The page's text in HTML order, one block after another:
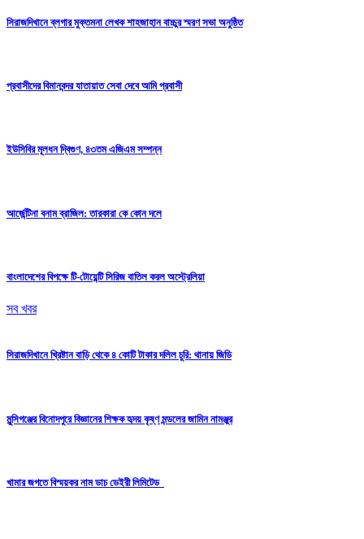
সিরাজদিখানে ব্লগার মুক্তমনা লেখক শাহজাহান বাচ্চুর স্মরণ সভা অনুষ্ঠিত
প্রবাসীদের বিমানবন্দর যাতায়াত সেবা দেবে আমি প্রবাসী
ইউসিবির মূলধন দ্বিগুণ, ৪৩তম এজিএম সম্পন্ন
আর্জেন্টিনা বনাম ব্রাজিল: তারকারা কে কোন দলে
বাংলাদেশের বিপক্ষে টি-টোয়েন্টি সিরিজ বাতিল করল অস্ট্রেলিয়া
সব খবর
সিরাজদিখানে খ্রিষ্টান বাড়ি থেকে ৪ কোটি টাকার দলিল চুরি: থানায় জিডি
মুন্সিগঞ্জের বিনোদপুরে বিজ্ঞানের শিক্ষক হৃদয় কৃষ্ণ মন্ডলের জামিন নামঞ্জুর
খামার জগতে বিস্ময়কর নাম ডাচ ডেইরী লিমিটেড